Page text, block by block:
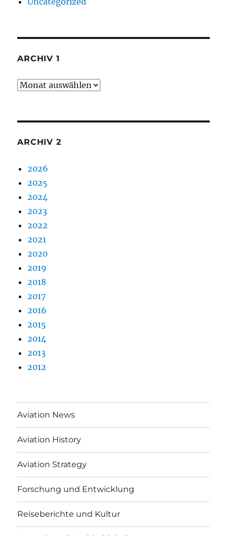
ARCHIV 1
Archiv
ARCHIV 2
2026
2025
2024
2023
2022
2021
2020
2019
2018
2017
2016
2015
2014
2013
2012
Aviation News
Aviation History
Aviation Strategy
Forschung und Entwicklung
Reiseberichte und Kultur